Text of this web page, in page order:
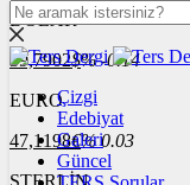
DOLAR
39,7902$% -0.14
EURO
47,1198€% 0.03
STERLİN
Çizgi
Edebiyat
Galeri
Güncel